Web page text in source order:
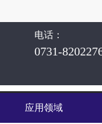
应用领域
电话：
0731-